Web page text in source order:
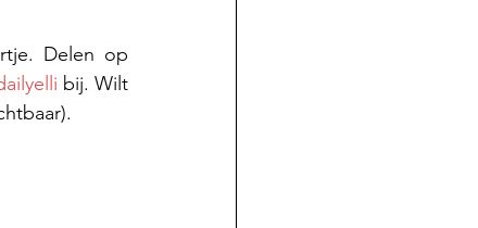
Delen op
bij. Wilt